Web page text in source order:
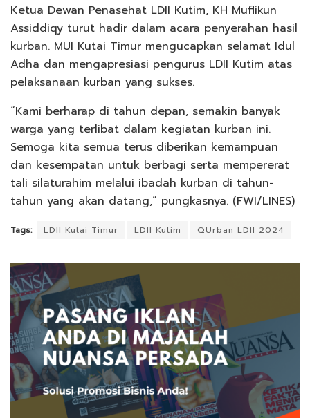
Ketua Dewan Penasehat LDII Kutim, KH Muflikun
Assiddiqy turut hadir dalam acara penyerahan hasil
kurban. MUI Kutai Timur mengucapkan selamat Idul
Adha dan mengapresiasi pengurus LDII Kutim atas
pelaksanaan kurban yang sukses.
“Kami berharap di tahun depan, semakin banyak
warga yang terlibat dalam kegiatan kurban ini.
Semoga kita semua terus diberikan kemampuan
dan kesempatan untuk berbagi serta mempererat
tali silaturahim melalui ibadah kurban di tahun-
tahun yang akan datang,” pungkasnya. (FWI/LINES)
Tags: LDII Kutai Timur LDII Kutim QUrban LDII 2024